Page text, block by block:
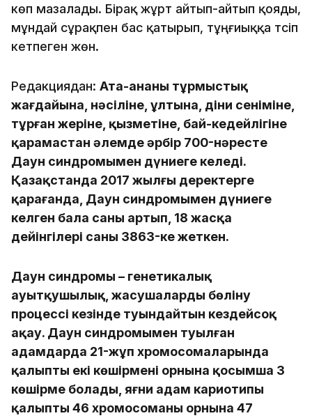
көп мазалады. Бірақ жұрт айтып-айтып қояды,
мұндай сұрақпен бас қатырып, тұңғиыққа түсіп
кетпеген жөн.
Редакциядан: Ата-ананың тұрмыстық
жағдайына, нәсіліне, ұлтына, діни сеніміне,
тұрған жеріне, қызметіне, бай-кедейлігіне
қарамастан әлемде әрбір 700-нәресте
Даун синдромымен дүниеге келеді.
Қазақстанда 2017 жылғы деректерге
қарағанда, Даун синдромымен дүниеге
келген бала саны артып, 18 жасқа
дейінгілері саны 3863-ке жеткен.
Даун синдромы – генетикалық
ауытқушылық, жасушалардың бөліну
процессі кезінде туындайтын кездейсоқ
ақау. Даун синдромымен туылған
адамдарда 21-жұп хромосомаларында
қалыпты екі көшірменің орнына қосымша 3
көшірме болады, яғни адам кариотипы
қалыпты 46 хромосоманың орнына 47